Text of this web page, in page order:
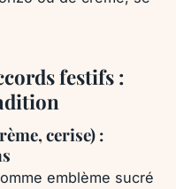
festifs :
cerise) :
emblème sucré